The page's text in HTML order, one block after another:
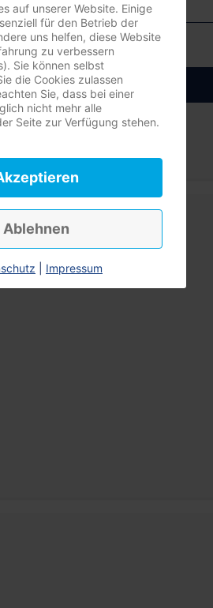
Anmelden
auf unserer Website. Einige
für den Betrieb der
uns helfen, diese Website
zu verbessern
Sie können selbst
die Cookies zulassen
Sie, dass bei einer
nicht mehr alle
Seite zur Verfügung stehen.
Ablehnen
Impressum